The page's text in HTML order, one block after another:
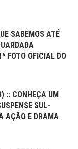
SABEMOS ATÉ
FOTO OFICIAL DO
:: CONHEÇA UM
SUL-
AÇÃO E DRAMA